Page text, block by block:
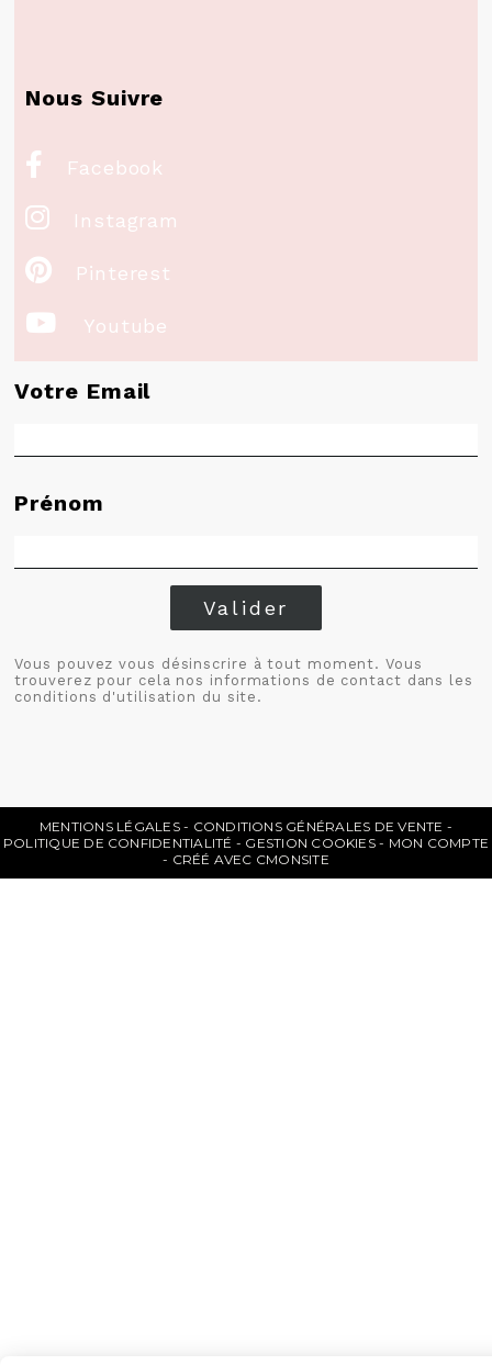
Nous Suivre
 Facebook
 Instagram
 Pinterest
 Youtube
Votre Email
Prénom
Valider
Vous pouvez vous désinscrire à tout moment. Vous
trouverez pour cela nos informations de contact dans les
conditions d'utilisation du site.
MENTIONS LÉGALES
CONDITIONS GÉNÉRALES DE VENTE
POLITIQUE DE CONFIDENTIALITÉ
GESTION COOKIES
MON COMPTE
CRÉÉ AVEC CMONSITE